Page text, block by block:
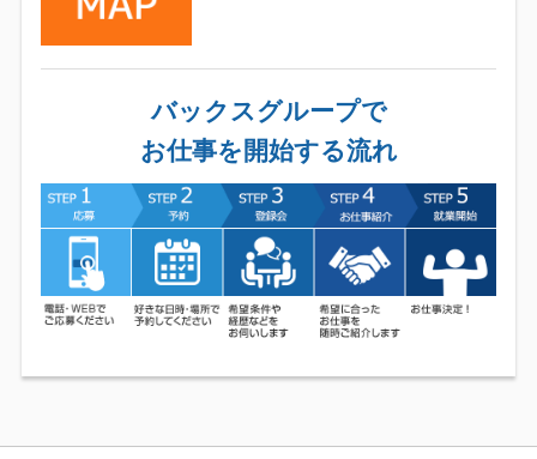
バックスグループで
お仕事を開始する流れ